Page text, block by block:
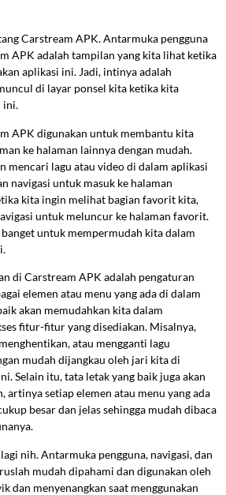
Carstream APK. Antarmuka pengguna
APK adalah tampilan yang kita lihat ketika
aplikasi ini. Jadi, intinya adalah
di layar ponsel kita ketika kita
ini.
APK digunakan untuk membantu kita
ke halaman lainnya dengan mudah.
mencari lagu atau video di dalam aplikasi
navigasi untuk masuk ke halaman
kita ingin melihat bagian favorit kita,
untuk meluncur ke halaman favorit.
untuk mempermudah kita dalam
di Carstream APK adalah pengaturan
elemen atau menu yang ada di dalam
akan memudahkan kita dalam
fitur-fitur yang disediakan. Misalnya,
atau mengganti lagu
mudah dijangkau oleh jari kita di
Selain itu, tata letak yang baik juga akan
artinya setiap elemen atau menu yang ada
besar dan jelas sehingga mudah dibaca
nih. Antarmuka pengguna, navigasi, dan
mudah dipahami dan digunakan oleh
dan menyenangkan saat menggunakan